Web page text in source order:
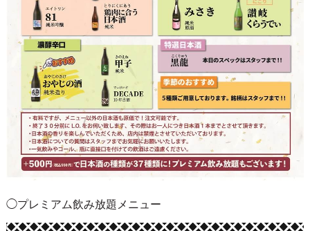
◯プレミアム飲み放題メニュー